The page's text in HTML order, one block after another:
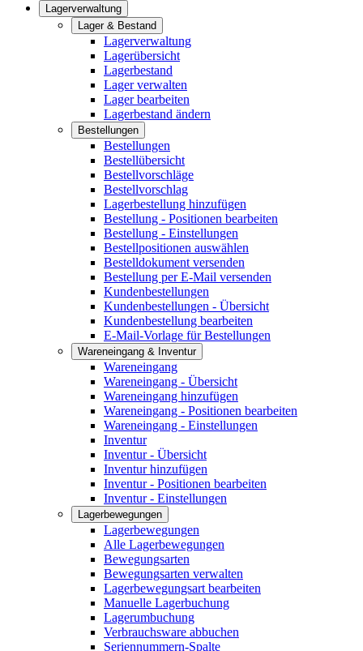
Lagerverwaltung
Lager & Bestand
Lagerverwaltung
Lagerübersicht
Lagerbestand
Lager verwalten
Lager bearbeiten
Lagerbestand ändern
Bestellungen
Bestellungen
Bestellübersicht
Bestellvorschläge
Bestellvorschlag
Lagerbestellung hinzufügen
Bestellung - Positionen bearbeiten
Bestellung - Einstellungen
Bestellpositionen auswählen
Bestelldokument versenden
Bestellung per E-Mail versenden
Kundenbestellungen
Kundenbestellungen - Übersicht
Kundenbestellung bearbeiten
E-Mail-Vorlage für Bestellungen
Wareneingang & Inventur
Wareneingang
Wareneingang - Übersicht
Wareneingang hinzufügen
Wareneingang - Positionen bearbeiten
Wareneingang - Einstellungen
Inventur
Inventur - Übersicht
Inventur hinzufügen
Inventur - Positionen bearbeiten
Inventur - Einstellungen
Lagerbewegungen
Lagerbewegungen
Alle Lagerbewegungen
Bewegungsarten
Bewegungsarten verwalten
Lagerbewegungsart bearbeiten
Manuelle Lagerbuchung
Lagerumbuchung
Verbrauchsware abbuchen
Seriennummern-Spalte